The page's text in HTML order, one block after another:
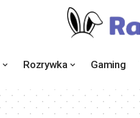
Rozrywka Gaming